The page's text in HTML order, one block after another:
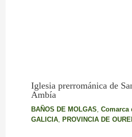
Iglesia prerrománica de
Ambía
BAÑOS DE MOLGAS Comarca
GALICIA, PROVINCIA DE